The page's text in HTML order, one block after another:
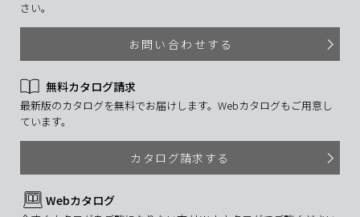
さい。
お問い合わせする
無料カタログ請求
最新版のカタログを無料でお届けします。Webカタログもご用意し
ています。
カタログ請求する
Webカタログ